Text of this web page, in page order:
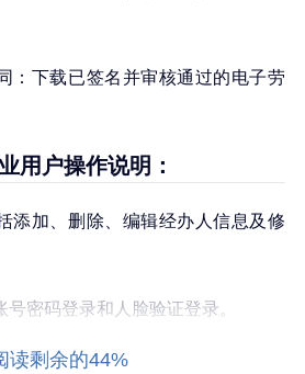
：下载已签名并审核通过的电子劳
用户操作说明：
添加、删除、编辑经办人信息及修
号密码登录和人脸验证登录。
次使用需激活数字证书并设置验证
读剩余的44%